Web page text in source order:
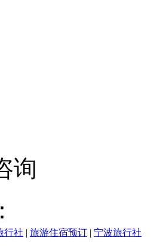
询
行社 | 旅游住宿预订 | 宁波旅行社